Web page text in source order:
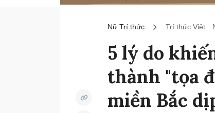
Nữ Trí thức Trí thức Việt
5 lý do
thành "tọa
miền Bắc